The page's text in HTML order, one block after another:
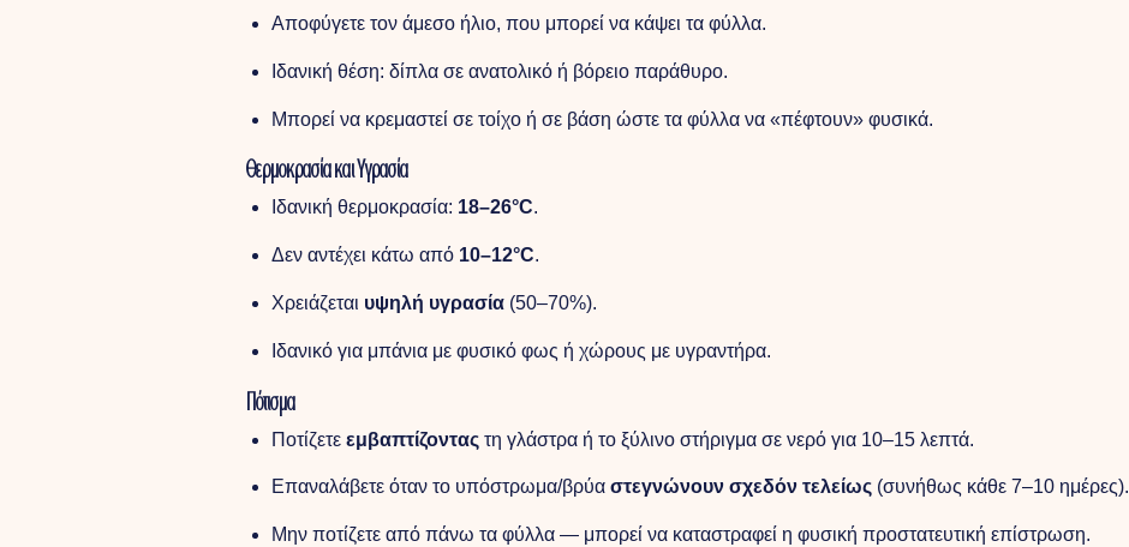
Αποφύγετε τον άμεσο ήλιο, που μπορεί να κάψει τα φύλλα.
Ιδανική θέση: δίπλα σε ανατολικό ή βόρειο παράθυρο.
Μπορεί να κρεμαστεί σε τοίχο ή σε βάση ώστε τα φύλλα να «πέφτουν» φυσικά.
Θερμοκρασία και Υγρασία
Ιδανική θερμοκρασία: 18–26°C.
Δεν αντέχει κάτω από 10–12°C.
Χρειάζεται υψηλή υγρασία(50–70%).
Ιδανικό για μπάνια με φυσικό φως ή χώρους με υγραντήρα.
Πότισμα
Ποτίζετε εμβαπτίζονταςτη γλάστρα ή το ξύλινο στήριγμα σε νερό για 10–15 λεπτά.
Επαναλάβετε όταν το υπόστρωμα/βρύα στεγνώνουν σχεδόν τελείως(συνήθως κάθε 7–10 ημέρες).
Μην ποτίζετε από πάνω τα φύλλα — μπορεί να καταστραφεί η φυσική προστατευτική επίστρωση.